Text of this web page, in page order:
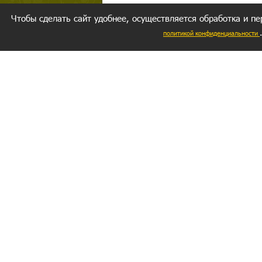
Чтобы сделать сайт удобнее, осуществляется обработка и
политикой конфиденциальности